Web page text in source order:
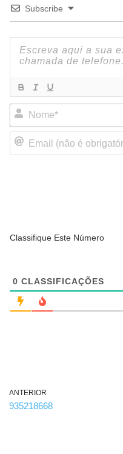
Subscribe
Classifique Este Número
0 CLASSIFICAÇÕES
ANTERIOR
935218668